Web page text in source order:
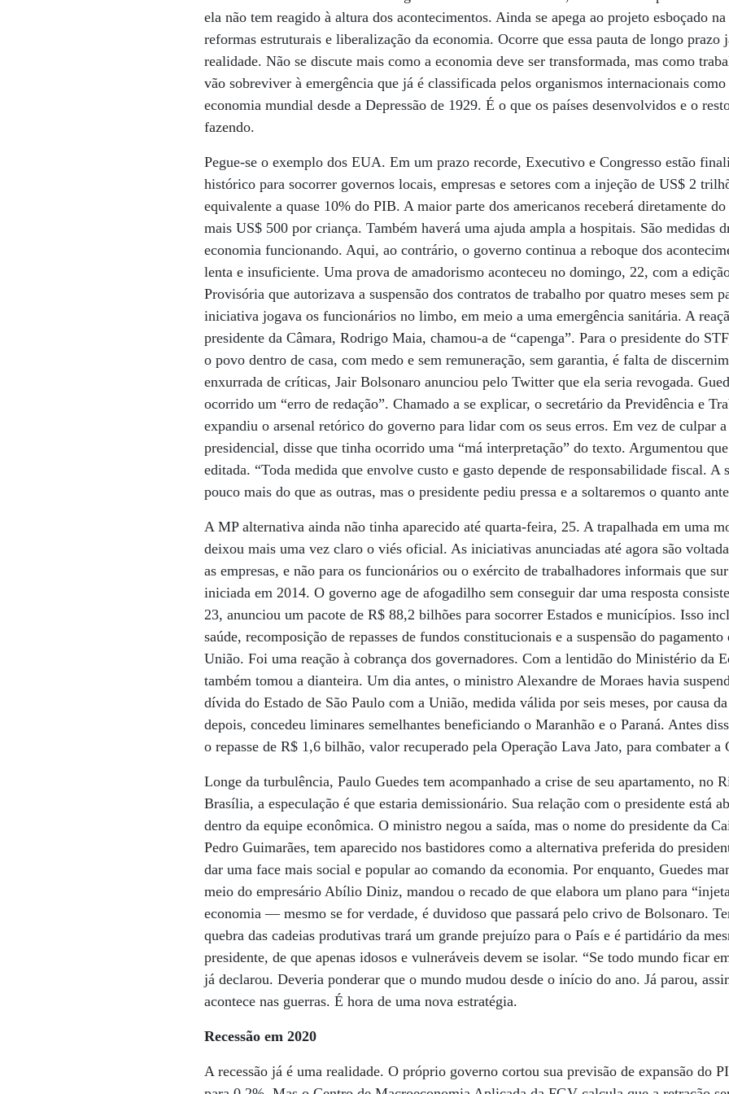
ela não tem reagido à altura dos acontecimentos. Ainda se apega ao projeto esboçado
reformas estruturais e liberalização da economia. Ocorre que essa pauta de longo prazo
realidade. Não se discute mais como a economia deve ser transformada, mas como
vão sobreviver à emergência que já é classificada pelos organismos internacionais
economia mundial desde a Depressão de 1929. É o que os países desenvolvidos e o
fazendo.
Pegue-se o exemplo dos EUA. Em um prazo recorde, Executivo e Congresso estão
histórico para socorrer governos locais, empresas e setores com a injeção de US$ 2
equivalente a quase 10% do PIB. A maior parte dos americanos receberá diretamente
mais US$ 500 por criança. Também haverá uma ajuda ampla a hospitais. São medidas
economia funcionando. Aqui, ao contrário, o governo continua a reboque dos
lenta e insuficiente. Uma prova de amadorismo aconteceu no domingo, 22, com a
Provisória que autorizava a suspensão dos contratos de trabalho por quatro meses sem
iniciativa jogava os funcionários no limbo, em meio a uma emergência sanitária. A
presidente da Câmara, Rodrigo Maia, chamou-a de “capenga”. Para o presidente do
o povo dentro de casa, com medo e sem remuneração, sem garantia, é falta de
enxurrada de críticas, Jair Bolsonaro anunciou pelo Twitter que ela seria revogada.
ocorrido um “erro de redação”. Chamado a se explicar, o secretário da Previdência e
expandiu o arsenal retórico do governo para lidar com os seus erros. Em vez de culpar
presidencial, disse que tinha ocorrido uma “má interpretação” do texto. Argumentou
editada. “Toda medida que envolve custo e gasto depende de responsabilidade fiscal. A
pouco mais do que as outras, mas o presidente pediu pressa e a soltaremos o quanto
A MP alternativa ainda não tinha aparecido até quarta-feira, 25. A trapalhada em uma
deixou mais uma vez claro o viés oficial. As iniciativas anunciadas até agora são
as empresas, e não para os funcionários ou o exército de trabalhadores informais que
iniciada em 2014. O governo age de afogadilho sem conseguir dar uma resposta
23, anunciou um pacote de R$ 88,2 bilhões para socorrer Estados e municípios. Isso
saúde, recomposição de repasses de fundos constitucionais e a suspensão do
União. Foi uma reação à cobrança dos governadores. Com a lentidão do Ministério da
também tomou a dianteira. Um dia antes, o ministro Alexandre de Moraes havia
dívida do Estado de São Paulo com a União, medida válida por seis meses, por causa
depois, concedeu liminares semelhantes beneficiando o Maranhão e o Paraná. Antes
o repasse de R$ 1,6 bilhão, valor recuperado pela Operação Lava Jato, para combater a
Longe da turbulência, Paulo Guedes tem acompanhado a crise de seu apartamento, no
Brasília, a especulação é que estaria demissionário. Sua relação com o presidente está
dentro da equipe econômica. O ministro negou a saída, mas o nome do presidente da
Pedro Guimarães, tem aparecido nos bastidores como a alternativa preferida do
dar uma face mais social e popular ao comando da economia. Por enquanto, Guedes
meio do empresário Abílio Diniz, mandou o recado de que elabora um plano para
economia — mesmo se for verdade, é duvidoso que passará pelo crivo de Bolsonaro.
quebra das cadeias produtivas trará um grande prejuízo para o País e é partidário da
presidente, de que apenas idosos e vulneráveis devem se isolar. “Se todo mundo ficar
já declarou. Deveria ponderar que o mundo mudou desde o início do ano. Já parou,
acontece nas guerras. É hora de uma nova estratégia.
Recessão em 2020
A recessão já é uma realidade. O próprio governo cortou sua previsão de expansão do